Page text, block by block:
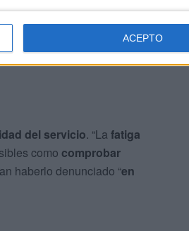
ACEPTO
para el mismo.
del servicio. “La fatiga
como comprobar
haberlo denunciado “en